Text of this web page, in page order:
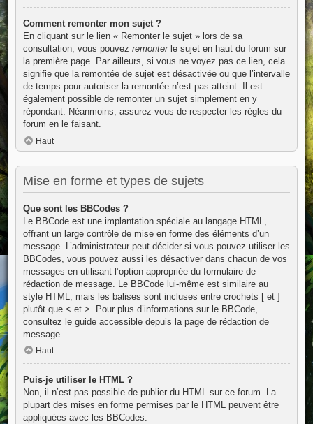
Comment remonter mon sujet ?
En cliquant sur le lien « Remonter le sujet » lors de sa
consultation, vous pouvez remonterle sujet en haut du forum sur
la première page. Par ailleurs, si vous ne voyez pas ce lien, cela
signifie que la remontée de sujet est désactivée ou que l’intervalle
de temps pour autoriser la remontée n’est pas atteint. Il est
également possible de remonter un sujet simplement en y
répondant. Néanmoins, assurez-vous de respecter les règles du
forum en le faisant.
Haut
Mise en forme et types de sujets
Que sont les BBCodes ?
Le BBCode est une implantation spéciale au langage HTML,
offrant un large contrôle de mise en forme des éléments d’un
message. L’administrateur peut décider si vous pouvez utiliser les
BBCodes, vous pouvez aussi les désactiver dans chacun de vos
messages en utilisant l’option appropriée du formulaire de
rédaction de message. Le BBCode lui-même est similaire au
style HTML, mais les balises sont incluses entre crochets [ et ]
plutôt que < et >. Pour plus d’informations sur le BBCode,
consultez le guide accessible depuis la page de rédaction de
message.
Haut
Puis-je utiliser le HTML ?
Non, il n’est pas possible de publier du HTML sur ce forum. La
plupart des mises en forme permises par le HTML peuvent être
appliquées avec les BBCodes.